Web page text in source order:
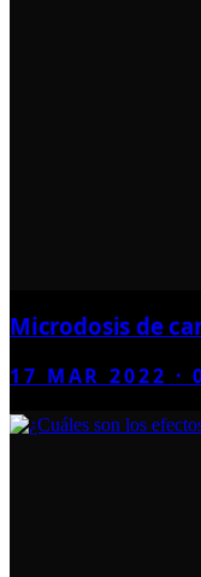
Microdosis de
17 MAR 2022 ·